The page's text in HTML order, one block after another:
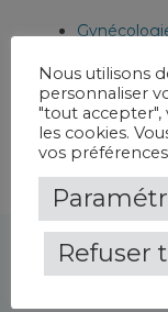
Maternité
-
Nous utilisons
personnaliser
"tout accepter",
les cookies.
vos
Refuser